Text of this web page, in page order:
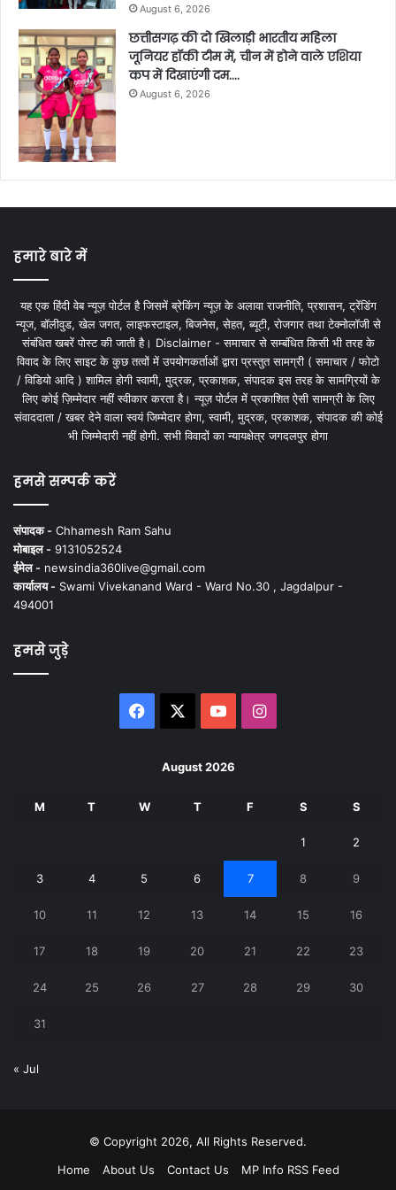
August 6, 2026
छत्तीसगढ़ की दो खिलाड़ी भारतीय महिला
जूनियर हॉकी टीम में, चीन में होने वाले एशिया
कप में दिखाएंगी दम….
August 6, 2026
हमारे बारे में
यह एक हिंदी वेब न्यूज़ पोर्टल है जिसमें ब्रेकिंग न्यूज़ के अलावा राजनीति, प्रशासन, ट्रेंडिंग
न्यूज, बॉलीवुड, खेल जगत, लाइफस्टाइल, बिजनेस, सेहत, ब्यूटी, रोजगार तथा टेक्नोलॉजी से
संबंधित खबरें पोस्ट की जाती है। Disclaimer - समाचार से सम्बंधित किसी भी तरह के
विवाद के लिए साइट के कुछ तत्वों में उपयोगकर्ताओं द्वारा प्रस्तुत सामग्री ( समाचार / फोटो
/ विडियो आदि ) शामिल होगी स्वामी, मुद्रक, प्रकाशक, संपादक इस तरह के सामग्रियों के
लिए कोई ज़िम्मेदार नहीं स्वीकार करता है। न्यूज़ पोर्टल में प्रकाशित ऐसी सामग्री के लिए
संवाददाता / खबर देने वाला स्वयं जिम्मेदार होगा, स्वामी, मुद्रक, प्रकाशक, संपादक की कोई
भी जिम्मेदारी नहीं होगी. सभी विवादों का न्यायक्षेत्र जगदलपुर होगा
हमसे सम्पर्क करें
संपादक - Chhamesh Ram Sahu
मोबाइल - 9131052524
ईमेल - newsindia360live@gmail.com
कार्यालय - Swami Vivekanand Ward - Ward No.30 , Jagdalpur -
494001
हमसे जुड़े
Facebook YouTubeInstagram
August 2026
M T W T F S S
1 2
3 4 5 6 7 8 9
10 11 12 13 14 15 16
17 18 19 20 21 22 23
24 25 26 27 28 29 30
31
« Jul
© Copyright 2026, All Rights Reserved.
Home
About Us Contact Us MP Info RSS Feed